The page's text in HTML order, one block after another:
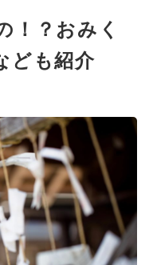
！？おみく
ども紹介